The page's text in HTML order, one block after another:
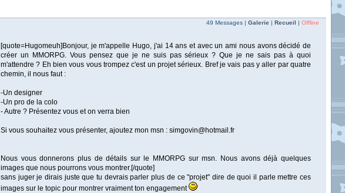
49 Messages | Galerie | Recueil | Offline
[quote=Hugomeuh]Bonjour, je m'appelle Hugo, j'ai 14 ans et avec un ami nous avons décidé de
créer un MMORPG. Vous pensez que je ne suis pas sérieux ? Que je ne sais pas à quoi
m'attendre ? Eh bien vous vous trompez c'est un projet sérieux. Bref je vais pas y aller par quatre
chemin, il nous faut :
-Un designer
-Un pro de la colo
- Autre ? Présentez vous et on verra bien
Si vous souhaitez vous présenter, ajoutez mon msn : simgovin@hotmail.fr
Nous vous donnerons plus de détails sur le MMORPG sur msn. Nous avons déjà quelques
images que nous pourrons vous montrer.[/quote]
sans juger je dirais juste que tu devrais parler plus de ce "projet" dire de quoi il parle mettre ces
images sur le topic pour montrer vraiment ton engagement